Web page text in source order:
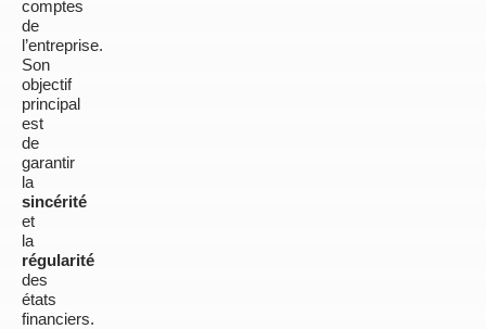
comptes
de
l’entreprise.
Son
objectif
principal
est
de
garantir
la
sincérité
et
la
régularité
des
états
financiers.